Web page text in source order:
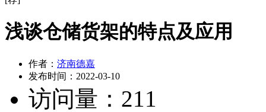
浅谈仓储货架的特点及应用
作者： 济南德嘉
发布时间： 2022-03-10
访问量： 211